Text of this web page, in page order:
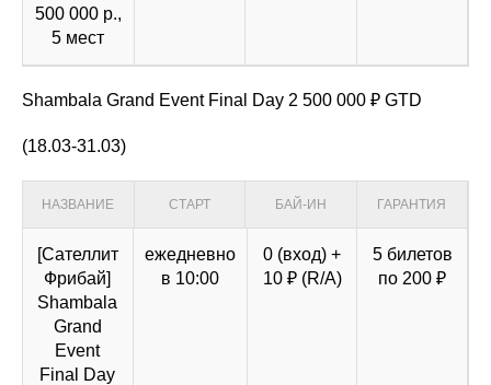
500 000 р.,
5 мест
Shambala Grand Event Final Day 2 500 000 ₽ GTD
(18.03-31.03)
НАЗВАНИЕ СТАРТ БАЙ-ИН ГАРАНТИЯ
[Cателлит
Фрибай]
Shambala
Grand
Event
Final Day
ежедневно
в 10:00
0 (вход) +
10 ₽ (R/A)
5 билетов
по 200 ₽